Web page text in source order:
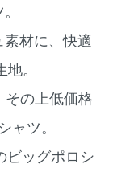
材に、快適
。
の上低価格
ツ。
ビッグポロシ